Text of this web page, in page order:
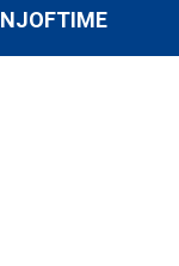
NJOFTIME